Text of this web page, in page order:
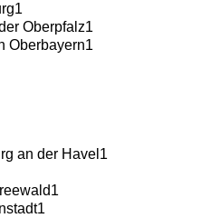
1
Oberpfalz1
Oberbayern1
an der Havel 1
1
1